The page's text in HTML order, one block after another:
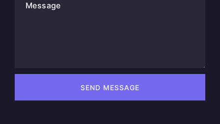
Message
SEND MESSAGE